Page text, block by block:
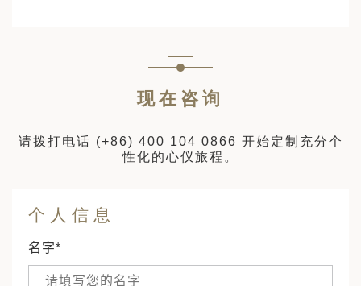
现在咨询
请拨打电话 (+86) 400 104 0866 开始定制充分个
性化的心仪旅程。
个人信息
名字*